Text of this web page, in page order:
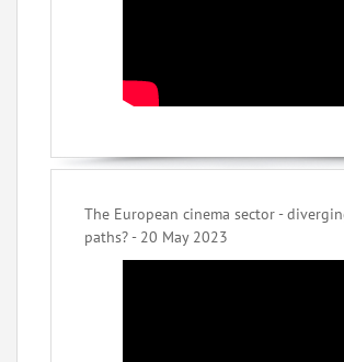
The European cinema sector -
paths? - 20 May 2023